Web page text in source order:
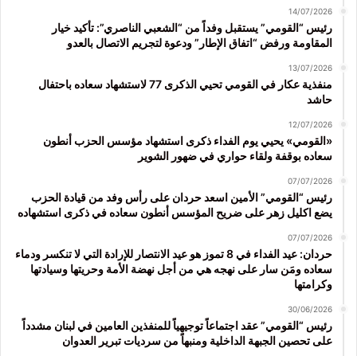
14/07/2026
رئيس “القومي” يستقبل وفداً من “الشعبي الناصري”: تأكيد خيار
المقاومة ورفض “اتفاق الإطار” ودعوة لتجريم الاتصال بالعدو
13/07/2026
منفذية عكار في القومي تحيي الذكرى 77 لاستشهاد سعاده باحتفال
حاشد
12/07/2026
«القومي» يحيي يوم الفداء ذكرى استشهاد مؤسس الحزب أنطون
سعاده بوقفة ولقاء حواري في ضهور الشوير
07/07/2026
رئيس “القومي” الأمين اسعد حردان على رأس وفد من قيادة الحزب
يضع اكليل زهر على ضريح المؤسس أنطون سعاده في ذكرى استشهاده
07/07/2026
حردان: عيد الفداء في 8 تموز هو عيد الانتصار للإرادة التي لا تنكسر ودماء
سعاده ومَن سار على نهجه هي من أجل نهضة الأمة وحريتها وسيادتها
وكرامتها
30/06/2026
رئيس “القومي” عقد اجتماعاً توجيهياً للمنفذين العامين في لبنان مشدداً
على تحصين الجبهة الداخلية ومنبهاً من سرديات تبرير العدوان